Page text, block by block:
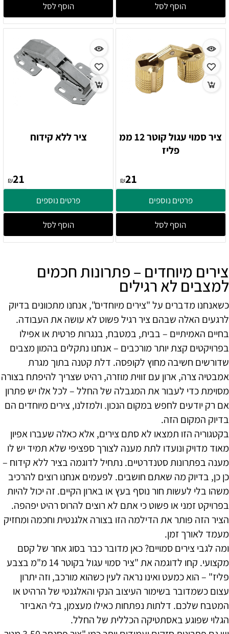
הוסף לסל הוסף לסל
ציר סמוי עגול קוטר 12 ממ
פליז
₪21
פרטים נוספים
הוסף לסל
ציר ללא קידוח
₪21
פרטים נוספים
הוסף לסל
צירים מיוחדים – פתרונות חכמים
למצבים לא רגילים
כשאנחנו מדברים על "צירים מיוחדים", אנחנו מתכוונים בדיוק
לרגעים האלה שבהם ציר רגיל פשוט לא עושה את העבודה.
בחיים האמיתיים – בבית, במטבח, בנגרות פרטית או אפילו
בפרויקטים קצת יותר מורכבים – אנחנו נתקלים בהמון מצבים
שדורשים חשיבה מחוץ לקופסה. דלת קטנה בתוך מגרת
אמבטיה צרה, ארון עם זווית מוזרה, רהיט שצריך להיפתח בצורה
מסוימת כדי לעבור את המגבלה של החלל – לכל אלו יש פתרון
אם רק יודעים לחפש במקום הנכון. ולמזלנו, צירים מיוחדים הם
בדיוק המקום הזה.
בקטגוריה הזו תמצאו לא סתם צירים, אלא כאלה שעברו אפיון
מאוד מדויק ונועדו לתת מענה לצורך ספציפי שלא תמיד יש לו
מענה בפתרונות סטנדרטיים. נתחיל לדוגמה בציר ללא קידוח –
כן כן, בדיוק מה שאתם חושבים. לפעמים אנחנו רוצים להרכיב
משהו בלי לעשות חור נוסף בעץ או בארון הקיים. זה יכול להיות
בפרויקט זמני או פשוט כי אתם לא רוצים להרוס רהיט יפהפה.
הציר הזה פותר את הדילמה הזו בצורה אלגנטית וחכמה ומחזיק
מעמד לאורך זמן.
ומה לגבי צירים סמויים? כאן מדובר כבר בסוג אחר של קסם
מקצועי. קחו לדוגמה את "ציר סמוי עגול בקוטר 14 מ"מ בצבע
פליז" – הוא כמעט ואינו נראה לעין כשהוא מורכב, וזה יתרון
עצום כשמדובר בשימור העיצוב הנקי והאלגנטי של הרהיט או
המטבח שלכם. דלתות נפתחות כאילו מעצמן, בלי האביזר
הגלוי שפוגע באסתטיקה הכללית של החלל.